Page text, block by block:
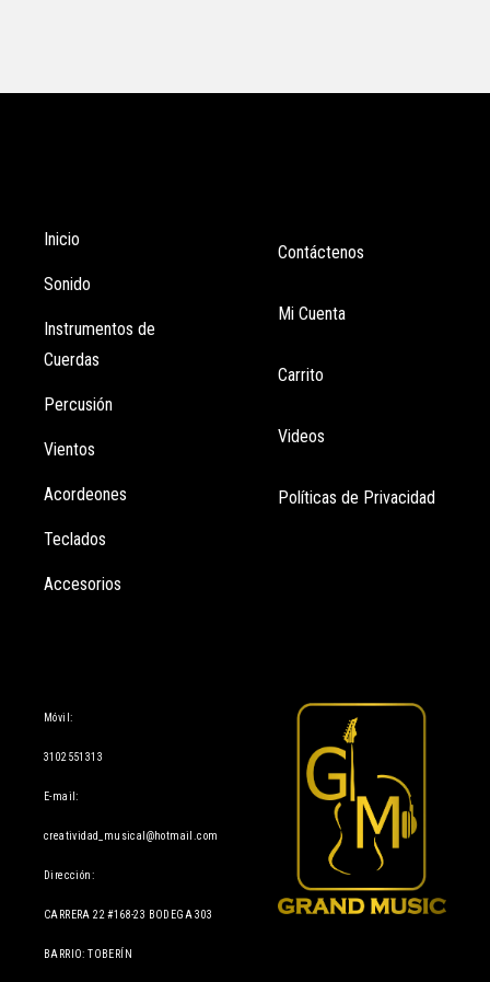
Inicio
Sonido
Instrumentos de
Cuerdas
Percusión
Vientos
Acordeones
Teclados
Accesorios
Contáctenos
Mi Cuenta
Carrito
Videos
Políticas de Privacidad
Móvil:
3102551313
E-mail:
creatividad_musical@hotmail.com
Dirección:
CARRERA 22 #168-23 BODEGA 303
BARRIO: TOBERÍN